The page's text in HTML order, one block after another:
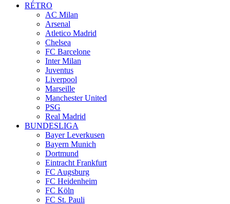
RÉTRO
AC Milan
Arsenal
Atletico Madrid
Chelsea
FC Barcelone
Inter Milan
Juventus
Liverpool
Marseille
Manchester United
PSG
Real Madrid
BUNDESLIGA
Bayer Leverkusen
Bayern Munich
Dortmund
Eintracht Frankfurt
FC Augsburg
FC Heidenheim
FC Köln
FC St. Pauli